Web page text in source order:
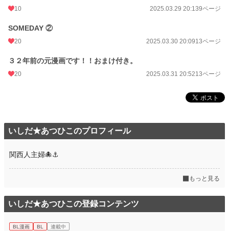
月間ポイント 14 pt (1,877 位)
10 2025.03.29 20:139ページ
SOMEDAY ②
20 2025.03.30 20:0913ページ
３２年前の元漫画です！！おまけ付き。
20 2025.03.31 20:5213ページ
いしだ★あつひこのプロフィール
関西人主婦🐙⚓
もっと見る
いしだ★あつひこの登録コンテンツ
BL漫画 BL 連載中